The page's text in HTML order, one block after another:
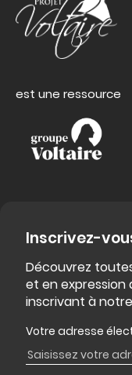
est une ressource
Inscrivez-
Découvrez
et en expression
inscrivant à
Votre adresse